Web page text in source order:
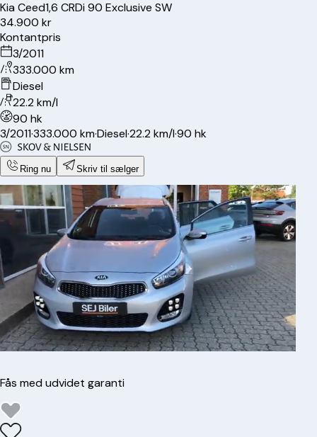
KiaCeed1,6 CRDi 90 Exclusive SW
34.900 kr
Kontantpris
3/2011
333.000 km
Diesel
22.2 km/l
90 hk
3/2011·333.000 km·Diesel·22.2 km/l·90 hk
Ring nu Skriv til sælger
Fås med udvidet garanti